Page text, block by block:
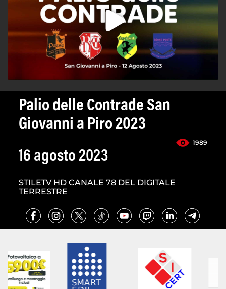
Palio delle Contrade San
Giovanni a Piro 2023
1989
16 agosto 2023
STILETV HD CANALE 78 DEL DIGITALE
TERRESTRE